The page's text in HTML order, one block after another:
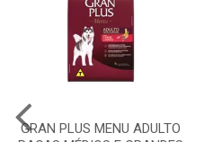
GRAN PLUS MENU ADULTO